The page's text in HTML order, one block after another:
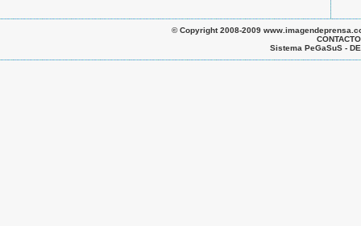
© Copyright 2008-2009
Sistema PeGaSuS -